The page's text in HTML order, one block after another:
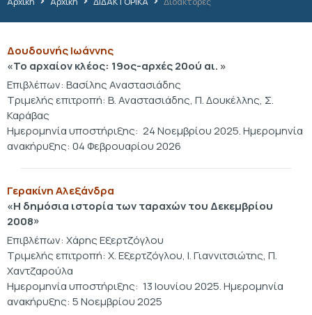
ΑΝΑΚΟΙΝΩΣΕΙΣ
Δουδουνής Ιωάννης
«Το αρχαίον κλέος: 19ος-αρχές 20ού αι. »
Επιβλέπων: Βασίλης Αναστασιάδης
Τριμελής επιτροπή: Β. Αναστασιάδης, Π. Δουκέλλης, Σ.
Καράβας
Ημερομηνία υποστήριξης: 24 Νοεμβρίου 2025. Ημερομηνία
ανακήρυξης: 04 Φεβρουαρίου 2026
Γερακίνη Αλεξάνδρα
«Η δημόσια ιστορία των ταραχών του Δεκεμβρίου
2008»
Επιβλέπων: Χάρης Εξερτζόγλου
Τριμελής επιτροπή: Χ. Εξερτζόγλου, Ι. Γιαννιτσιώτης, Π.
Χαντζαρούλα
Ημερομηνία υποστήριξης: 13 Ιουνίου 2025. Ημερομηνία
ανακήρυξης: 5 Νοεμβρίου 2025